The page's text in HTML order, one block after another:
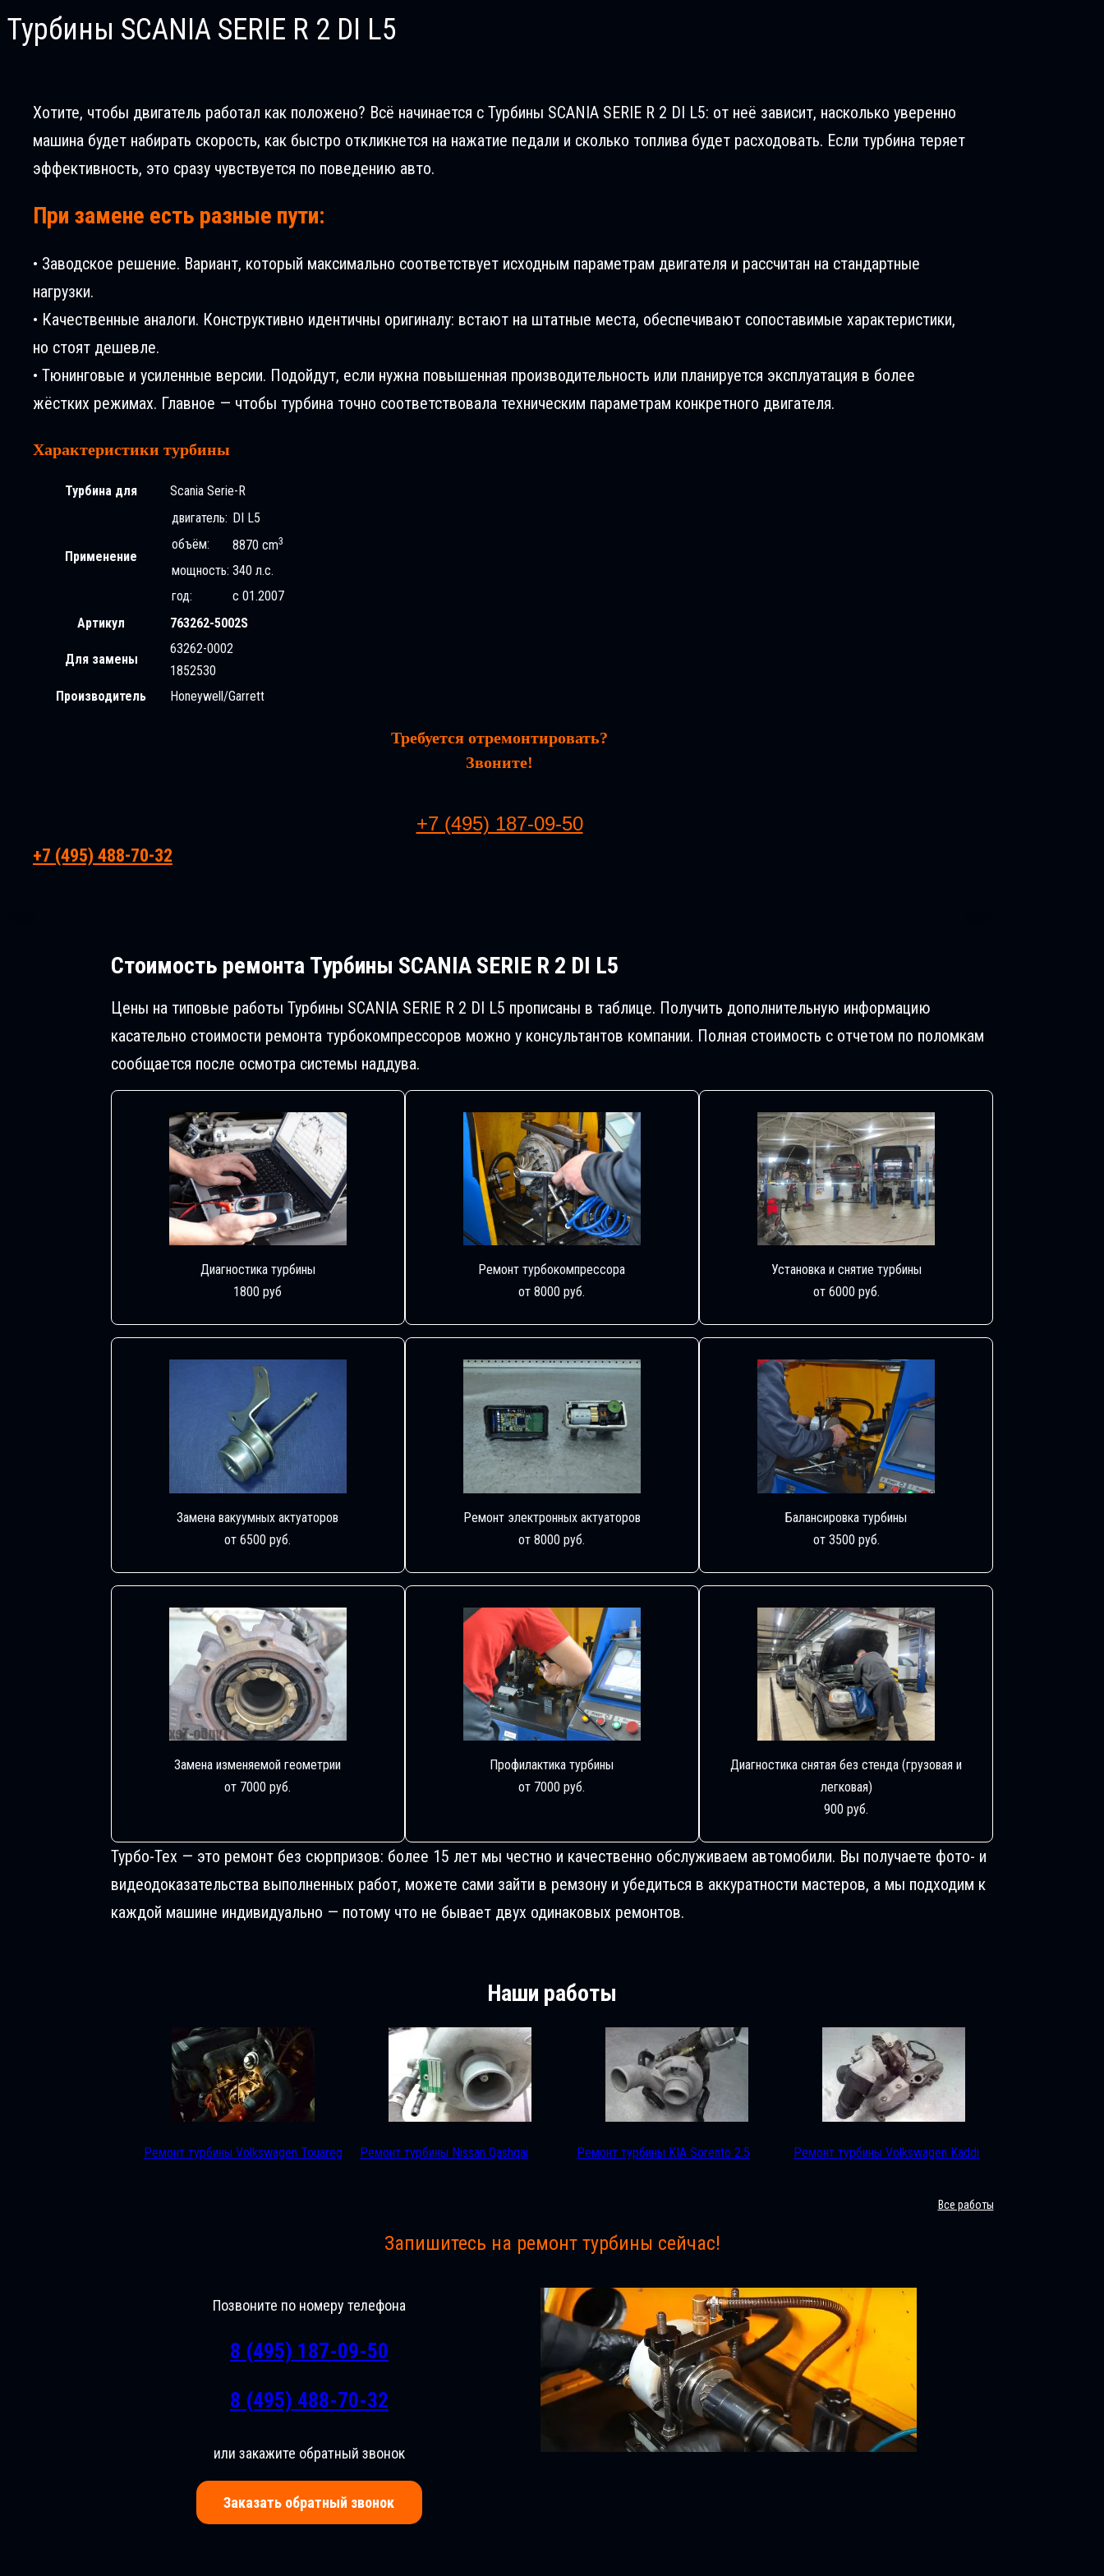
Турбины SCANIA SERIE R 2 DI L5
Хотите, чтобы двигатель работал как положено? Всё начинается с Турбины SCANIA SERIE R 2 DI L5: от неё зависит, насколько уверенно
машина будет набирать скорость, как быстро откликнется на нажатие педали и сколько топлива будет расходовать. Если турбина теряет
эффективность, это сразу чувствуется по поведению авто.
При замене есть разные пути:
• Заводское решение. Вариант, который максимально соответствует исходным параметрам двигателя и рассчитан на стандартные
нагрузки.
• Качественные аналоги. Конструктивно идентичны оригиналу: встают на штатные места, обеспечивают сопоставимые характеристики,
но стоят дешевле.
• Тюнинговые и усиленные версии. Подойдут, если нужна повышенная производительность или планируется эксплуатация в более
жёстких режимах. Главное — чтобы турбина точно соответствовала техническим параметрам конкретного двигателя.
Характеристики турбины
Турбина для Scania Serie-R
Применение
двигатель: DI L5
объём:
8870 cm3
мощность: 340 л.с.
год:
с 01.2007
Артикул
763262-5002S
Для замены
63262-0002
1852530
Производитель
Honeywell/Garrett
Требуется отремонтировать?
Звоните!
+7 (495) 187-09-50
+7 (495) 488-70-32
Стоимость ремонтаТурбины SCANIA SERIE R 2 DI L5
Цены на типовые работы Турбины SCANIA SERIE R 2 DI L5 прописаны в таблице. Получить дополнительную информацию
касательно стоимости ремонта турбокомпрессоров можно у консультантов компании. Полная стоимость с отчетом по поломкам
сообщается после осмотра системы наддува.
Диагностика турбины
1800 руб
Ремонт турбокомпрессора
от 8000 руб.
Установка и снятие турбины
от 6000 руб.
Замена вакуумных актуаторов
от 6500 руб.
Ремонт электронных актуаторов
от 8000 руб.
Балансировка турбины
от 3500 руб.
Замена изменяемой геометрии
от 7000 руб.
Профилактика турбины
от 7000 руб.
Диагностика снятая без стенда (грузовая и
легковая)
900 руб.
Турбо-Тех — это ремонт без сюрпризов: более 15 лет мы честно и качественно обслуживаем автомобили. Вы получаете фото- и
видеодоказательства выполненных работ, можете сами зайти в ремзону и убедиться в аккуратности мастеров, а мы подходим к
каждой машине индивидуально — потому что не бывает двух одинаковых ремонтов.
Наши работы
Ремонт турбины Volkswagen Touareg Ремонт турбины Nissan Qashqai Ремонт турбины KIA Sorento 2.5 Ремонт турбины Volkswagen Kaddi
Все работы
Запишитесь на ремонт турбины сейчас!
Позвоните по номеру телефона
8 (495) 187-09-50
8 (495) 488-70-32
или закажите обратный звонок
Заказать обратный звонок